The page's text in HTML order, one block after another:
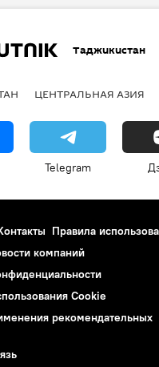
Таджикистан
ЦЕНТРАЛЬНАЯ АЗИЯ
Telegram
Правила
компаний
Cookie
рекомендательных